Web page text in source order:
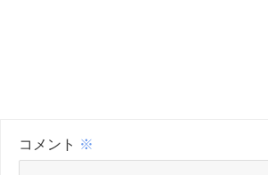
コメント ※